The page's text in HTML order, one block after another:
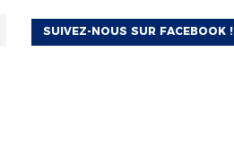
SUIVEZ-NOUS SUR FACEBOOK !